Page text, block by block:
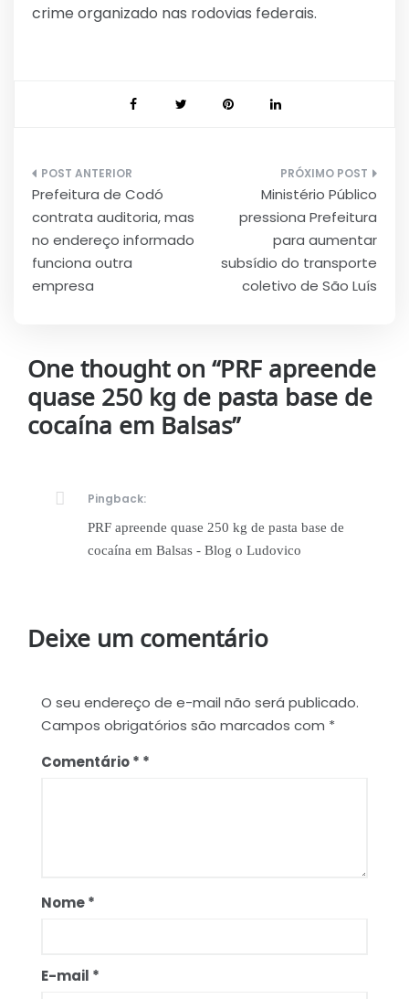
crime organizado nas rodovias federais.
Navegação
de
Post
Prefeitura de Codó
contrata auditoria, mas
no endereço informado
funciona outra
empresa
Ministério Público
pressiona Prefeitura
para aumentar
subsídio do transporte
coletivo de São Luís
One thought on “PRF apreende
quase 250 kg de pasta base de
cocaína em Balsas”
Pingback:
PRF apreende quase 250 kg de pasta base de
cocaína em Balsas - Blog o Ludovico
Deixe um comentário
O seu endereço de e-mail não será publicado.
Campos obrigatórios são marcados com *
Comentário*
Nome*
E-mail *